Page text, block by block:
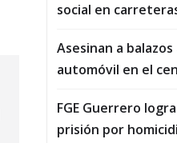
social en
Asesinan a
automóvil en el
FGE Guerrero
prisión por